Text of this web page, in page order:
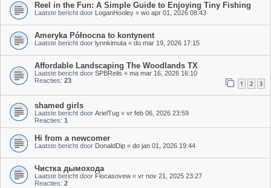
Reel in the Fun: A Simple Guide to Enjoying Tiny Fishing
Laatste bericht door LoganHooley « wo apr 01, 2026 08:43
Ameryka Północna to kontynent
Laatste bericht door lynnkimuta « do mar 19, 2026 17:15
Affordable Landscaping The Woodlands TX
Laatste bericht door SPBReils « ma mar 16, 2026 16:10
Reacties: 23 1 2 3
shamed girls
Laatste bericht door ArielTug « vr feb 06, 2026 23:59
Reacties: 1
Hi from a newcomer
Laatste bericht door DonaldDip « do jan 01, 2026 19:44
Чистка дымохода
Laatste bericht door Flocasovew « vr nov 21, 2025 23:27
Reacties: 2